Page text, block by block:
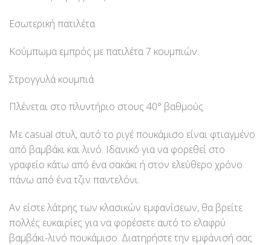
Εσωτερική πατιλέτα
Κούμπωμα εμπρός με πατιλέτα 7 κουμπιών.
Στρογγυλά κουμπιά
Πλένεται στο πλυντήριο στους 40° βαθμούς
Με casual στυλ, αυτό το ριγέ πουκάμισο είναι φτιαγμένο
από βαμβάκι και λινό. Ιδανικό για να φορεθεί στο
γραφείο κάτω από ένα σακάκι ή στον ελεύθερο χρόνο
πάνω από ένα τζιν παντελόνι.
Αν είστε λάτρης των κλασικών εμφανίσεων, θα βρείτε
πολλές ευκαιρίες για να φορέσετε αυτό το ελαφρύ
βαμβάκι-λινό πουκάμισο. Διατηρήστε την εμφάνισή σας